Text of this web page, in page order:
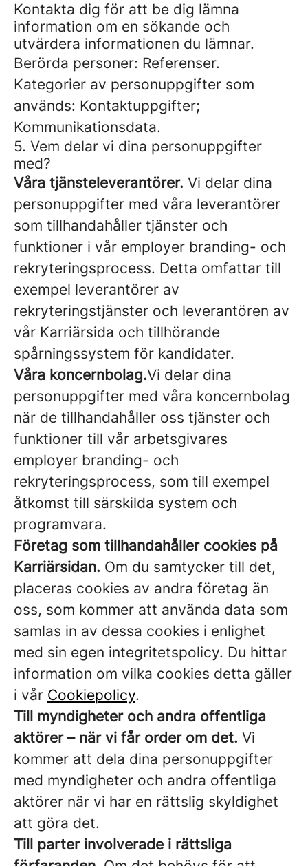
Kontakta dig för att be dig lämna
information om en sökande och
utvärdera informationen du lämnar.
Berörda personer: Referenser.
Kategorier av personuppgifter som
används: Kontaktuppgifter;
Kommunikationsdata.
5. Vem delar vi dina personuppgifter
med?
Våra tjänsteleverantörer. Vi delar dina
personuppgifter med våra leverantörer
som tillhandahåller tjänster och
funktioner i vår employer branding- och
rekryteringsprocess. Detta omfattar till
exempel leverantörer av
rekryteringstjänster och leverantören av
vår Karriärsida och tillhörande
spårningssystem för kandidater.
Våra koncernbolag.Vi delar dina
personuppgifter med våra koncernbolag
när de tillhandahåller oss tjänster och
funktioner till vår arbetsgivares
employer branding- och
rekryteringsprocess, som till exempel
åtkomst till särskilda system och
programvara.
Företag som tillhandahåller cookies på
Karriärsidan. Om du samtycker till det,
placeras cookies av andra företag än
oss, som kommer att använda data som
samlas in av dessa cookies i enlighet
med sin egen integritetspolicy. Du hittar
information om vilka cookies detta gäller
i vår Cookiepolicy.
Till myndigheter och andra offentliga
aktörer – när vi får order om det. Vi
kommer att dela dina personuppgifter
med myndigheter och andra offentliga
aktörer när vi har en rättslig skyldighet
att göra det.
Till parter involverade i rättsliga